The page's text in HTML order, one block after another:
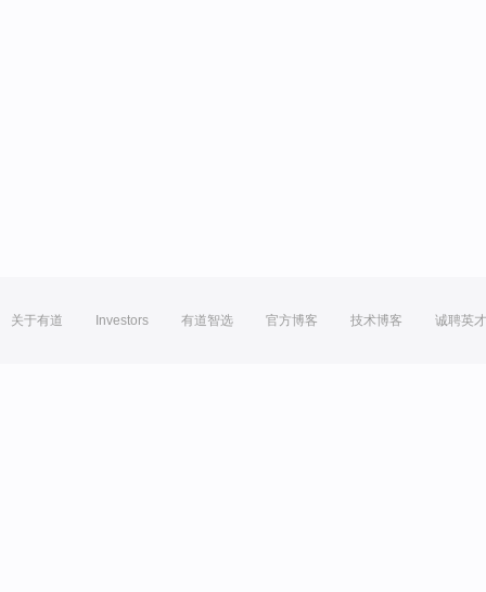
关于有道 Investors 有道智选 官方博客 技术博客 诚聘英才